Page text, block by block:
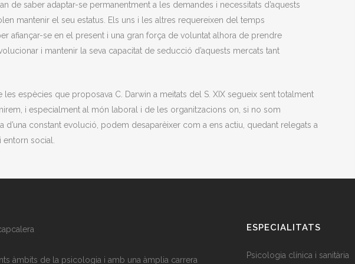
de saber adaptar-se permanentment a les demandes i necessitats d’aquests
mantenir el seu estatus. Els uns i les altres requereixen del temps
afiançar-se en el present i una gran força de voluntat alhora de prendre
i mantenir la seva capacitat de seducció d’aquests mercats tant
espècies que proposava C. Darwin a meitats del S. XIX segueix sent totalment
i especialment al món laboral i de les organitzacions on, si no som
d’una constant evolució, podem desaparèixer com a ens actiu, quedant relegats a
social.
àmbits de la psicologia i amb una àmplia carrera
ESPECIALITATS
Psicologia clínica i sanitària